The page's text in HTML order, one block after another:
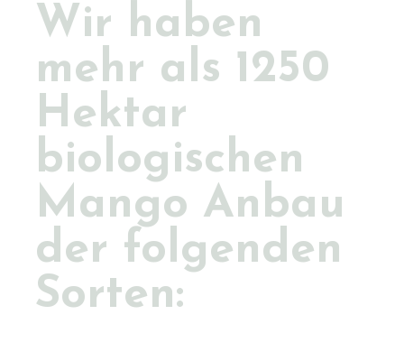
Wir haben
mehr als 1250
Hektar
biologischen
Mango Anbau
der folgenden
Sorten: